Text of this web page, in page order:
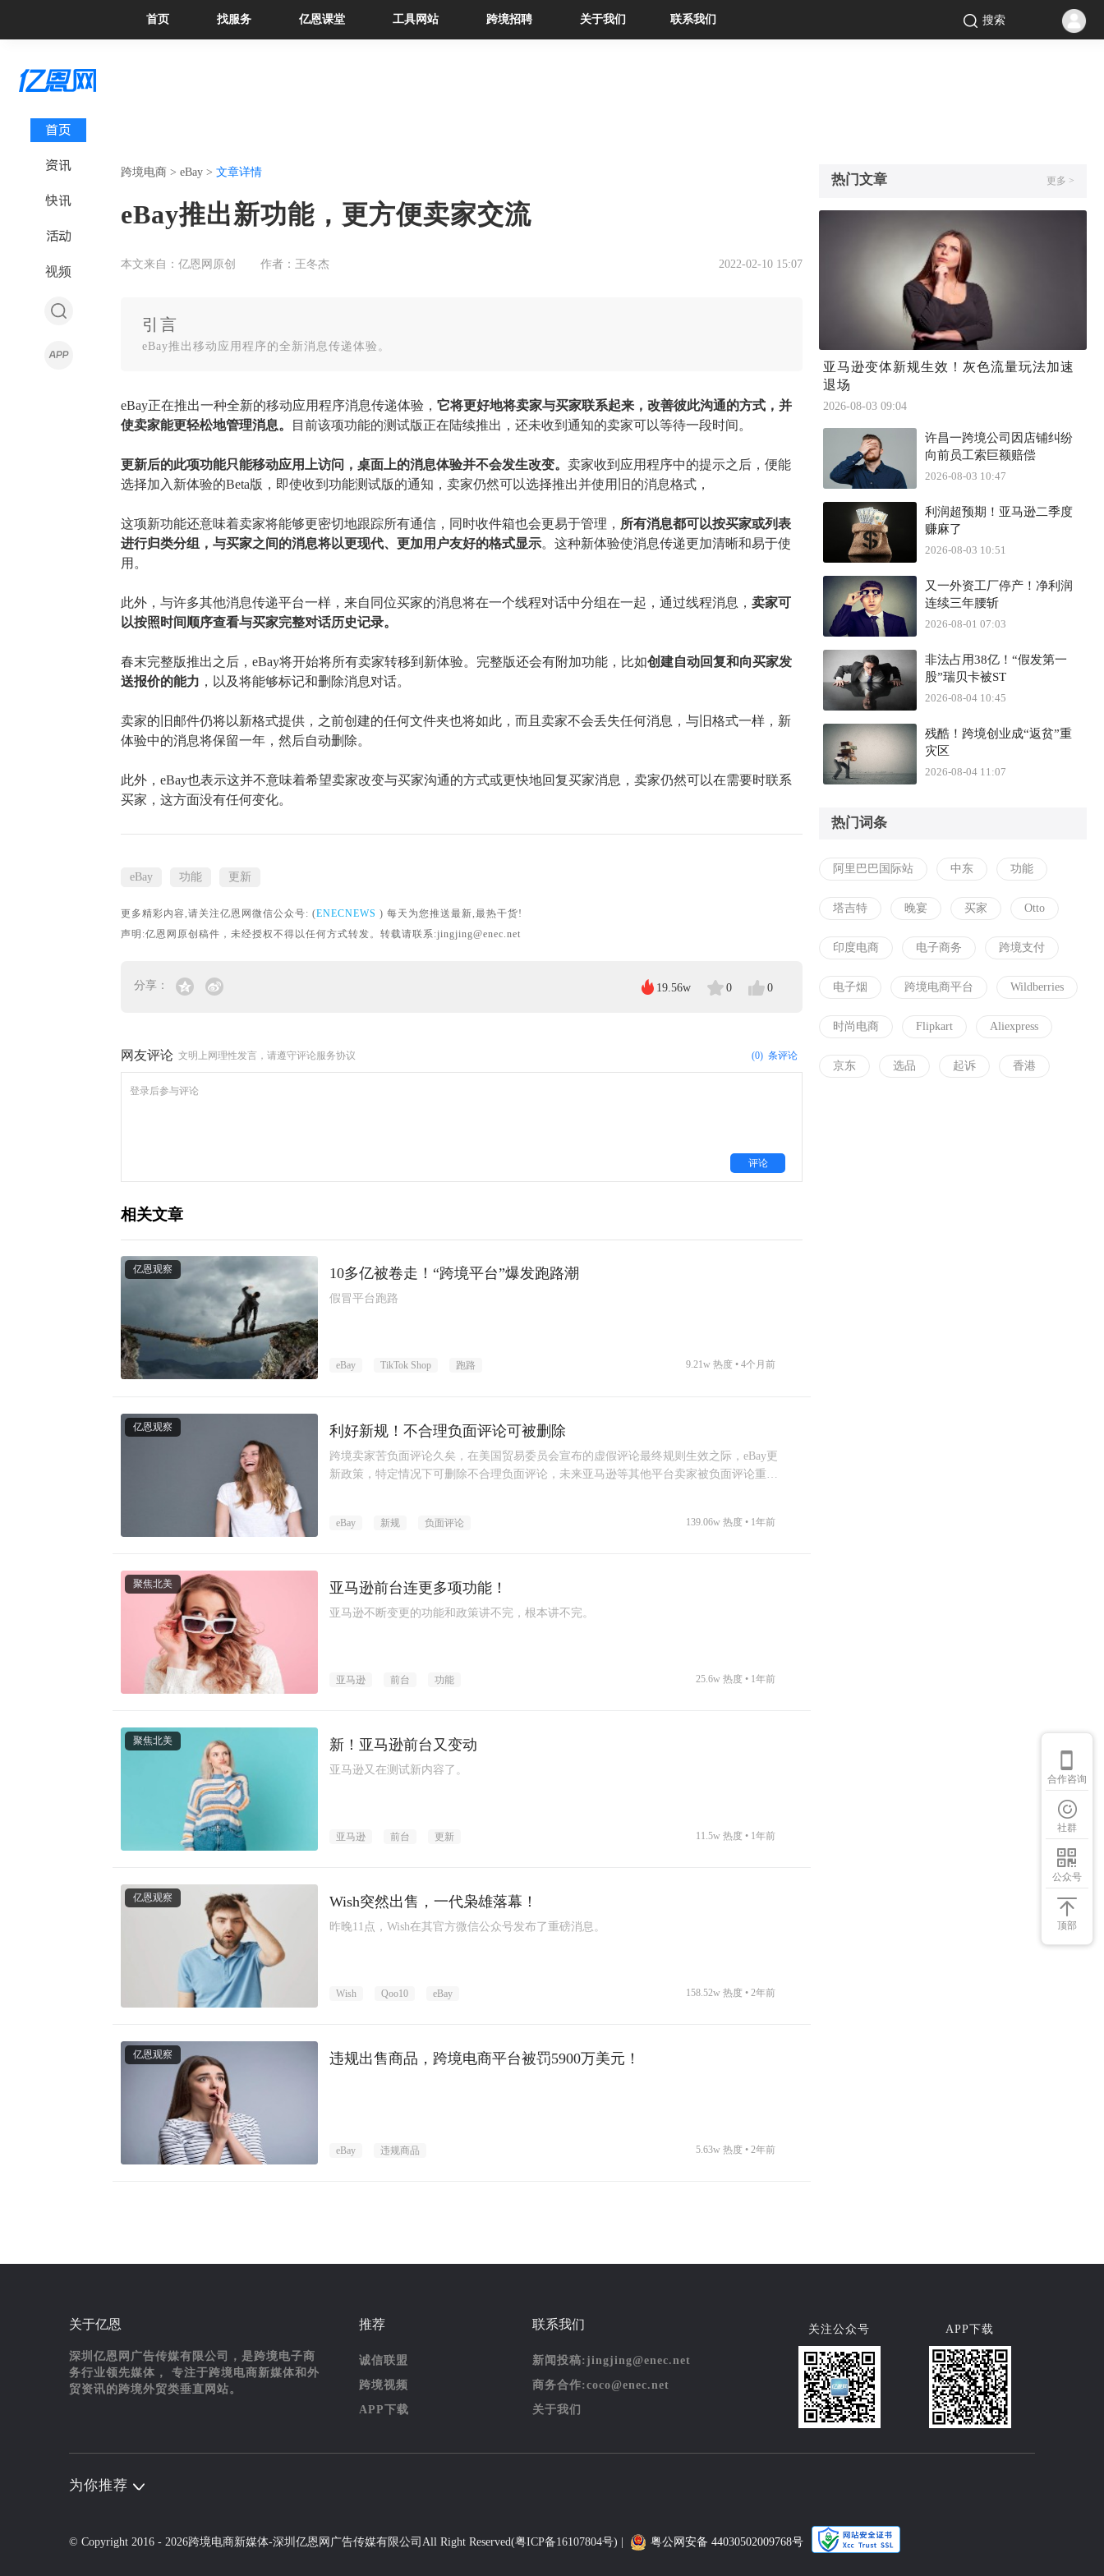
首页 找服务 亿恩课堂 工具网站 跨境招聘 关于我们 联系我们 搜索
首页
资讯
快讯
活动
视频
跨境电商 > eBay > 文章详情
eBay推出新功能，更方便卖家交流
本文来自：亿恩网原创 作者：王冬杰 2022-02-10 15:07
引言
eBay推出移动应用程序的全新消息传递体验。
eBay正在推出一种全新的移动应用程序消息传递体验， 它将更好地将卖家与买家联系起来，改善彼此沟通的方式，并
使卖家能更轻松地管理消息。 目前该项功能的测试版正在陆续推出，还未收到通知的卖家可以等待一段时间。
更新后的此项功能只能移动应用上访问，桌面上的消息体验并不会发生改变。 卖家收到应用程序中的提示之后，便能
选择加入新体验的Beta版，即使收到功能测试版的通知，卖家仍然可以选择推出并使用旧的消息格式，
这项新功能还意味着卖家将能够更密切地跟踪所有通信 ， 同时收件箱也会更易于管理， 所有消息都可以按买家或列表
进行归类分组， 与买家之间的消息将以更现代、 更加用户友好的格式显示。 这种新体验使消息传递更加清晰和易于使
用。
此外， 与许多其他消息传递平台一样，来自同位买家的消息将在一个线程对话中分组在一起 ， 通过线程消息， 卖家可
以按照时间顺序查看与买家完整对话历史记录。
春末完整版推出之后， eBay将开始将所有卖家转移到新体验。 完整版还会有附加功能，比如创建自动回复和向买家发
送报价的能力 ，以及将能够标记和删除消息对话。
卖家的 旧邮件仍将以新格式提供， 之前创建的任何文件夹也将如此， 而且卖家不会丢失任何消息，与旧格式一样，新
体验中的消息将保留一年，然后自动删除。
此外， eBay也表示这并不意味着希望卖家改变与买家沟通的方式或更快地回复买家消息， 卖家仍然可以在需要时联系
买家，这方面没有任何变化。
eBay 功能 更新
更多精彩内容,请关注亿恩网微信公众号: (ENECNEWS ) 每天为您推送最新,最热干货!
声明:亿恩网原创稿件，未经授权不得以任何方式转发。转载请联系:jingjing@enec.net
分享： 19.56w 0 0
网友评论 文明上网理性发言，请遵守评论服务协议 (0) 条评论
评论
相关文章
亿恩观察 10多亿被卷走！“跨境平台”爆发跑路潮
假冒平台跑路
eBay TikTok Shop 跑路 4个月前
9.21w 热度 •
亿恩观察 利好新规！不合理负面评论可被删除
跨境卖家苦负面评论久矣，在美国贸易委员会宣布的虚假评论最终规则生效之际，eBay更
新政策，特定情况下可删除不合理负面评论，未来亚马逊等其他平台卖家被负面评论重击
eBay 新规 负面评论 1年前
139.06w 热度 •
聚焦北美 亚马逊前台连更多项功能！
亚马逊不断变更的功能和政策讲不完，根本讲不完。
亚马逊 前台 功能 1年前
25.6w 热度 •
聚焦北美 新！亚马逊前台又变动
亚马逊又在测试新内容了。
亚马逊 前台 更新 1年前
11.5w 热度 •
亿恩观察 Wish突然出售，一代枭雄落幕！
昨晚11点，Wish在其官方微信公众号发布了重磅消息。
Wish Qoo10 eBay 2年前
158.52w 热度 •
亿恩观察 违规出售商品，跨境电商平台被罚5900万美元！
eBay 违规商品 2年前
5.63w 热度 •
热门文章 更多 >
亚马逊变体新规生效！灰色流量玩法加速
退场
2026-08-03 09:04
许昌一跨境公司因店铺纠纷
向前员工索巨额赔偿
2026-08-03 10:47
利润超预期！亚马逊二季度
赚麻了
2026-08-03 10:51
又一外资工厂停产！净利润
连续三年腰斩
2026-08-01 07:03
非法占用38亿！“假发第一
股”瑞贝卡被ST
2026-08-04 10:45
残酷！跨境创业成“返贫”重
灾区
2026-08-04 11:07
热门词条
阿里巴巴国际站 中东 功能
塔吉特 晚宴 买家 Otto
印度电商 电子商务 跨境支付
电子烟 跨境电商平台 Wildberries
时尚电商 Flipkart Aliexpress
京东 选品 起诉 香港
合作咨询
社群
公众号
顶部
关于亿恩
深圳亿恩网广告传媒有限公司，是跨境电子商
务行业领先媒体， 专注于跨境电商新媒体和外
贸资讯的跨境外贸类垂直网站。
推荐
诚信联盟
跨境视频
APP下载
联系我们
新闻投稿:jingjing@enec.net
商务合作:coco@enec.net
关于我们
关注公众号 APP下载
为你推荐
© Copyright 2016 - 2026跨境电商新媒体-深圳亿恩网广告传媒有限公司 All Right Reserved(粤ICP备16107804号) | 粤公网安备 44030502009768号